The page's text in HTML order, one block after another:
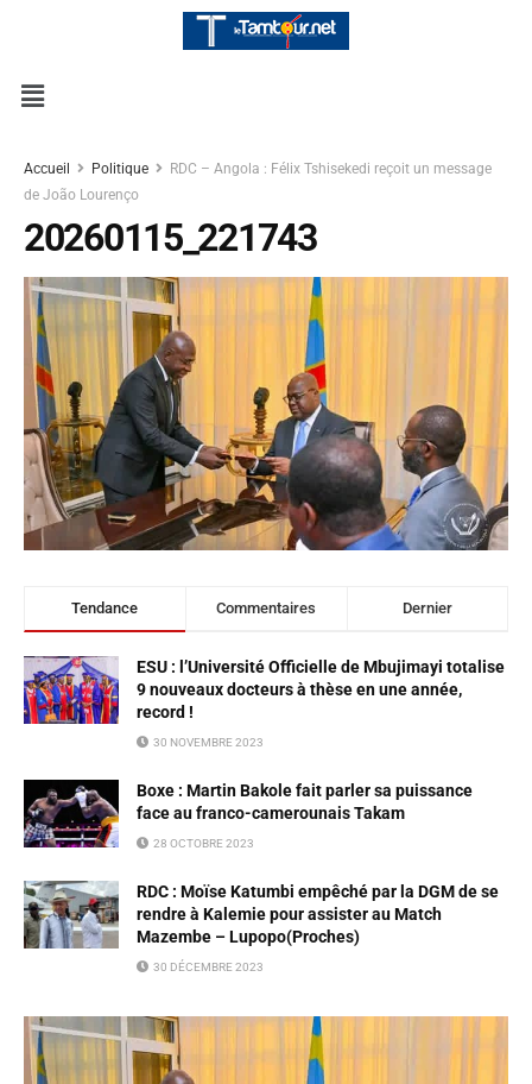
Accueil Politique
RDC – Angola : Félix Tshisekedi reçoit un message
de João Lourenço
20260115_221743
Tendance Commentaires Dernier
ESU : l’Université Officielle de Mbujimayi totalise
9 nouveaux docteurs à thèse en une année,
record !
30 NOVEMBRE 2023
Boxe : Martin Bakole fait parler sa puissance
face au franco-camerounais Takam
28 OCTOBRE 2023
RDC : Moïse Katumbi empêché par la DGM de se
rendre à Kalemie pour assister au Match
Mazembe – Lupopo(Proches)
30 DÉCEMBRE 2023